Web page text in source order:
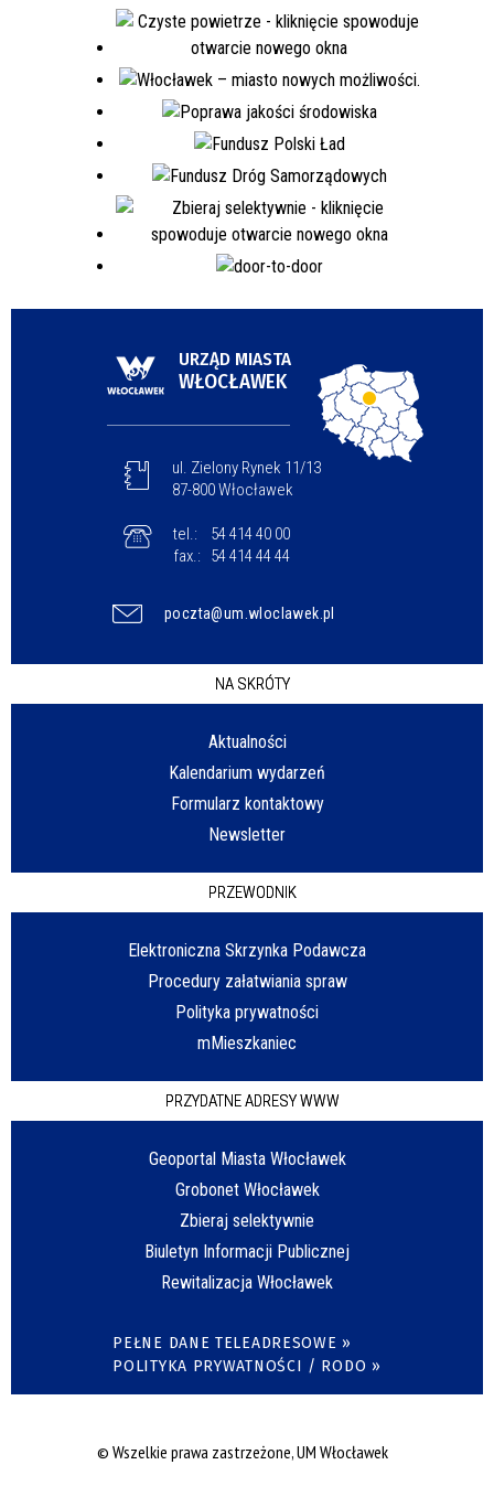
URZĄD MIASTA
WŁOCŁAWEK
ul. Zielony Rynek 11/13
87-800 Włocławek
tel.:
54 414 40 00
fax.:
54 414 44 44
poczta@um.wloclawek.pl
NA SKRÓTY
Aktualności
Kalendarium wydarzeń
Formularz kontaktowy
Newsletter
PRZEWODNIK
Elektroniczna Skrzynka Podawcza
Procedury załatwiania spraw
Polityka prywatności
mMieszkaniec
PRZYDATNE ADRESY WWW
Geoportal Miasta Włocławek
Grobonet Włocławek
Zbieraj selektywnie
Biuletyn Informacji Publicznej
Rewitalizacja Włocławek
PEŁNE DANE TELEADRESOWE »
POLITYKA PRYWATNOŚCI / RODO »
© Wszelkie prawa zastrzeżone, UM Włocławek